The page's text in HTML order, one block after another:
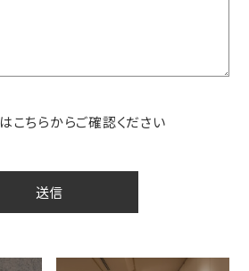
はこちらからご確認ください